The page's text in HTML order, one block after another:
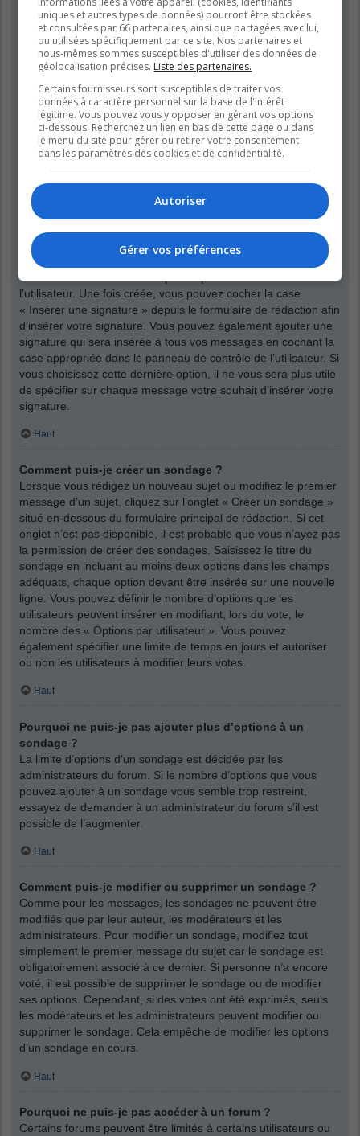
que vos propres messages. Vous pouvez modifier un de vos
messages en cliquant le bouton adéquat, parfois dans une
limite de temps après que le message initial ait été publié. Si
quelqu’un a déjà répondu à votre message, un petit texte situé
en dessous du message affichera le nombre de fois que vous
l’avez modifié, contenant la date et l’heure de la modification.
Ce petit texte n’apparaîtra pas s’il s’agit d’une modification
effectuée par un modérateur ou un administrateur, bien qu’ils
puissent rédiger une raison discrète concernant leur
modification. Veuillez noter que les utilisateurs normaux ne
été publiée.
Comment puis-je insérer une signature à mon message ?
Pour insérer une signature à un de vos messages, vous devez
tout d’abord en créer une depuis le panneau de contrôle de
l’utilisateur. Une fois créée, vous pouvez cocher la case
« Insérer une signature » depuis le formulaire de rédaction afin
d’insérer votre signature. Vous pouvez également ajouter une
signature qui sera insérée à tous vos messages en cochant la
case appropriée dans le panneau de contrôle de l’utilisateur. Si
vous choisissez cette dernière option, il ne vous sera plus utile
de spécifier sur chaque message votre souhait d’insérer votre
signature.
Haut
Comment puis-je créer un sondage ?
Lorsque vous rédigez un nouveau sujet ou modifiez le premier
message d’un sujet, cliquez sur l’onglet « Créer un sondage »
situé en-dessous du formulaire principal de rédaction. Si cet
onglet n’est pas disponible, il est probable que vous n’ayez pas
la permission de créer des sondages. Saisissez le titre du
sondage en incluant au moins deux options dans les champs
adéquats, chaque option devant être insérée sur une nouvelle
ligne. Vous pouvez définir le nombre d’options que les
utilisateurs peuvent insérer en modifiant, lors du vote, le
nombre des « Options par utilisateur ». Vous pouvez
également spécifier une limite de temps en jours et autoriser
ou non les utilisateurs à modifier leurs votes.
Haut
Pourquoi ne puis-je pas ajouter plus d’options à un
sondage ?
La limite d’options d’un sondage est décidée par les
administrateurs du forum. Si le nombre d’options que vous
pouvez ajouter à un sondage vous semble trop restreint,
essayez de demander à un administrateur du forum s’il est
possible de l’augmenter.
Haut
Comment puis-je modifier ou supprimer un sondage ?
Comme pour les messages, les sondages ne peuvent être
modifiés que par leur auteur, les modérateurs et les
administrateurs. Pour modifier un sondage, modifiez tout
simplement le premier message du sujet car le sondage est
obligatoirement associé à ce dernier. Si personne n’a encore
voté, il est possible de supprimer le sondage ou de modifier
ses options. Cependant, si des votes ont été exprimés, seuls
les modérateurs et les administrateurs peuvent modifier ou
supprimer le sondage. Cela empêche de modifier les options
d’un sondage en cours.
Haut
Pourquoi ne puis-je pas accéder à un forum ?
Certains forums peuvent être limités à certains utilisateurs ou
uniques et autres types de données) pourront être stockées
et consultées par 66 partenaires, ainsi que partagées avec lui,
ou utilisées spécifiquement par ce site. Nos partenaires et
nous-mêmes sommes susceptibles d'utiliser des données de
géolocalisation précises. Liste des partenaires.
Certains fournisseurs sont susceptibles de traiter vos
données à caractère personnel sur la base de l'intérêt
légitime. Vous pouvez vous y opposer en gérant vos options
ci-dessous. Recherchez un lien en bas de cette page ou dans
le menu du site pour gérer ou retirer votre consentement
dans les paramètres des cookies et de confidentialité.
Autoriser
Gérer vos préférences